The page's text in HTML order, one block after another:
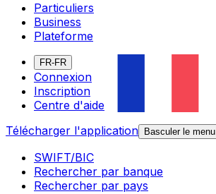
Particuliers
Business
Plateforme
FR-FR
Connexion
Inscription
Centre d'aide
Télécharger l'application
Basculer le menu
SWIFT/BIC
Rechercher par banque
Rechercher par pays